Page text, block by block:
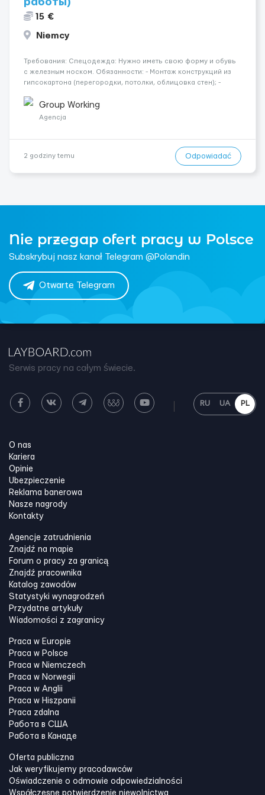
15 €
Niemcy
Требования: Спецодежда: Нужно иметь свою форму и обувь
с железным носком. Обязанности: - Монтаж конструкций из
гипсокартона (перегородки, потолки, облицовка стен); -
малярных работ (шпатлевка, грунтовка, покраска); -
Штукатурные работы ...
Group Working
Agencja
2 godziny temu Odpowiadać
Nie przegap ofert pracy w Polsce
Subskrybuj nasz kanał Telegram @Polandin
Otwarte Telegram
Serwis pracy na całym świecie.
RU UA PL
O nas
Kariera
Opinie
Ubezpieczenie
Reklama banerowa
Nasze nagrody
Kontakty
Agencje zatrudnienia
Znajdź na mapie
Forum o pracy za granicą
Znajdź pracownika
Katalog zawodów
Statystyki wynagrodzeń
Przydatne artykuły
Wiadomości z zagranicy
Praca w Europie
Praca w Polsce
Praca w Niemczech
Praca w Norwegii
Praca w Anglii
Praca w Hiszpanii
Praca zdalna
Работа в США
Работа в Канадe
Oferta publiczna
Jak weryfikujemy pracodawców
Oświadczenie o odmowie odpowiedzialności
Współczesne potwierdzenie niewolnictwa